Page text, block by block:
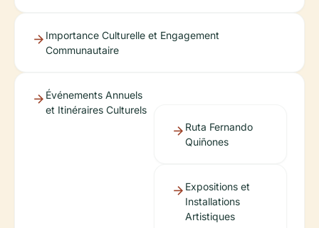
Importance Culturelle et Engagement
Communautaire
Événements Annuels
et Itinéraires Culturels
Ruta Fernando
Quiñones
Expositions et
Installations
Artistiques